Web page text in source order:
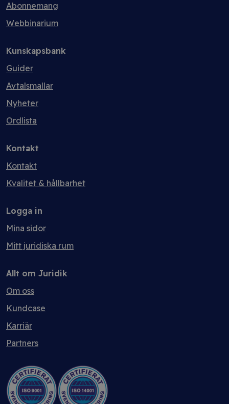
Abonnemang
Webbinarium
Kunskapsbank
Guider
Avtalsmallar
Nyheter
Ordlista
Kontakt
Kontakt
Kvalitet & hållbarhet
Logga in
Mina sidor
Mitt juridiska rum
Allt om Juridik
Om oss
Kundcase
Karriär
Partners